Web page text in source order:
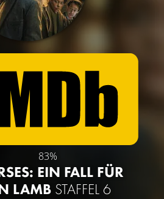
83%
EIN FALL FÜR
LAMB STAFFEL 6